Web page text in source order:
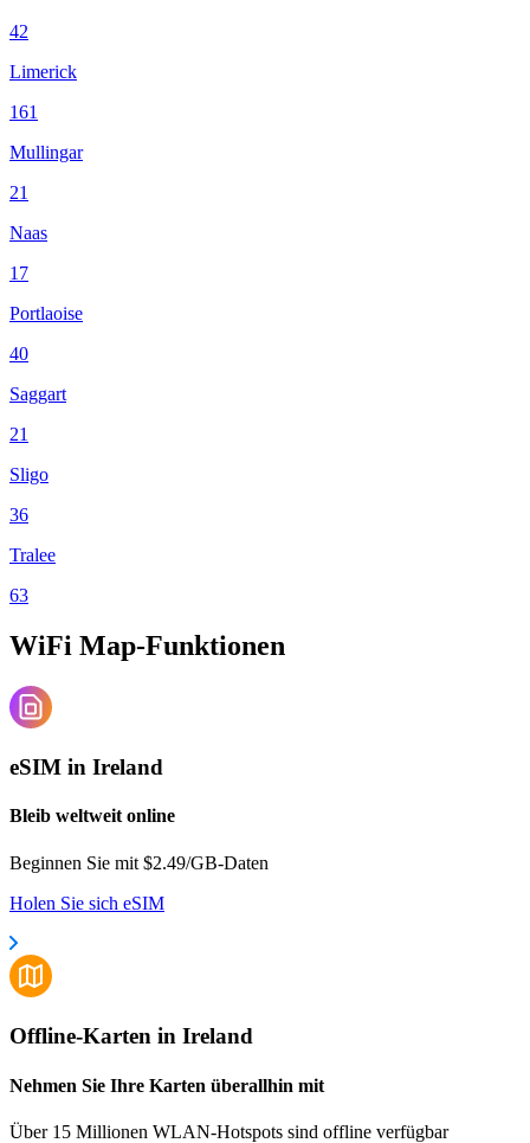
42
Limerick
161
Mullingar
21
Naas
17
Portlaoise
40
Saggart
21
Sligo
36
Tralee
63
WiFi Map-Funktionen
eSIM in Ireland
Bleib weltweit online
Beginnen Sie mit $2.49/GB-Daten
Holen Sie sich eSIM
Offline-Karten in Ireland
Nehmen Sie Ihre Karten überallhin mit
Über 15 Millionen WLAN-Hotspots sind offline verfügbar